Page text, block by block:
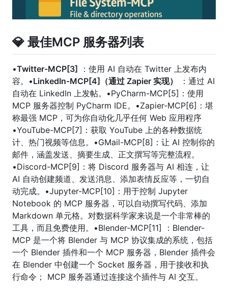
💎 最佳MCP 服务器列表
•Twitter-MCP[3] ：使用 AI 自动在 Twitter 上发布内
容。•LinkedIn-MCP[4]（通过 Zapier 实现）
：通过 AI
自动在 LinkedIn 上发帖。•PyCharm-MCP[5]：使用
MCP 服务器控制 PyCharm IDE。•Zapier-MCP[6]：堪
称最强 MCP，可为你自动化几乎任何 Web 应用程序
•YouTube-MCP[7]：获取 YouTube 上的各种数据统
计、热门视频等信息。•GMail-MCP[8]：让 AI 控制你的
邮件，涵盖发送、摘要生成、正文撰写等完整流程。
•Discord-MCP[9]：将 Discord 服务器与 AI 相连，让
AI 自动创建频道、发送消息、添加表情反应等，一切自
动完成。•Jupyter-MCP[10]：用于控制 Jupyter
Notebook 的 MCP 服务器，可以自动撰写代码、添加
Markdown 单元格。对数据科学家来说是一个非常棒的
工具，而且免费使用。•Blender-MCP[11] ：Blender-
MCP 是一个将 Blender 与 MCP 协议集成的系统，包括
一个 Blender 插件和一个 MCP 服务器，Blender 插件会
在 Blender 中创建一个 Socket 服务器，用于接收和执
行命令； MCP 服务器通过连接这个插件与 AI 交互。